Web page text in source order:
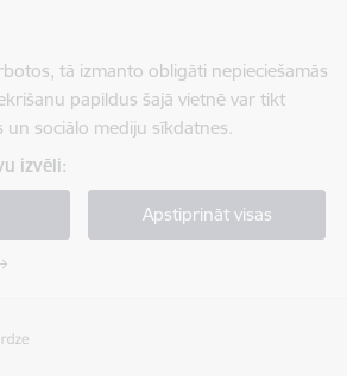
tā izmanto obligāti nepieciešamās
papildus šajā vietnē var tikt
un sociālo mediju sīkdatnes.
izvēli:
Apstiprināt visas